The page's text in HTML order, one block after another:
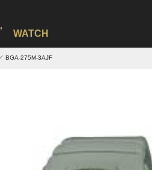
' WATCH
BGA-275M-3AJF